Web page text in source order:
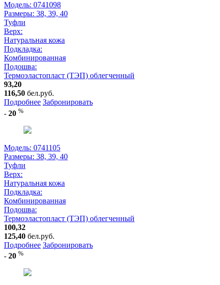
Модель: 0741098
Размеры: 38, 39, 40
Туфли
Верх:
Натуральная кожа
Подкладка:
Комбинированная
Подошва:
Термоэластопласт (ТЭП) облегченный
93,20
116,50 бел.руб.
Подробнее Забронировать
- 20 %
Модель: 0741105
Размеры: 38, 39, 40
Туфли
Верх:
Натуральная кожа
Подкладка:
Комбинированная
Подошва:
Термоэластопласт (ТЭП) облегченный
100,32
125,40 бел.руб.
Подробнее Забронировать
- 20 %